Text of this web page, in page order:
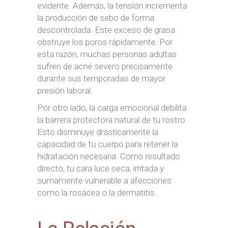
evidente. Además, la tensión incrementa
la producción de sebo de forma
descontrolada. Este exceso de grasa
obstruye los poros rápidamente. Por
esta razón, muchas personas adultas
sufren de acné severo precisamente
durante sus temporadas de mayor
presión laboral.
Por otro lado, la carga emocional debilita
la barrera protectora natural de tu rostro.
Esto disminuye drásticamente la
capacidad de tu cuerpo para retener la
hidratación necesaria. Como resultado
directo, tu cara luce seca, irritada y
sumamente vulnerable a afecciones
como la rosácea o la dermatitis.